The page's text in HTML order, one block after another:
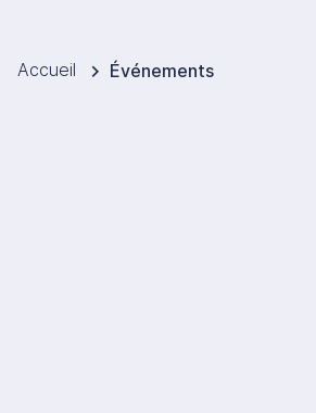
Accueil Événements